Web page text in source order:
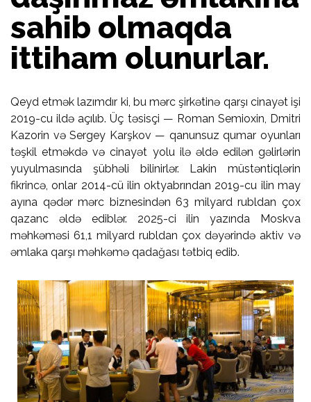
sahib olmaqda
ittiham olunurlar.
Qeyd etmək lazımdır ki, bu mərc şirkətinə qarşı cinayət işi
2019-cu ildə açılıb. Üç təsisçi — Roman Semioxin, Dmitri
Kazorin və Sergey Karşkov — qanunsuz qumar oyunları
təşkil etməkdə və cinayət yolu ilə əldə edilən gəlirlərin
yuyulmasında şübhəli bilinirlər. Lakin müstəntiqlərin
fikrincə, onlar 2014-cü ilin oktyabrından 2019-cu ilin may
ayına qədər mərc biznesindən 63 milyard rubldan çox
qazanc əldə ediblər. 2025-ci ilin yazında Moskva
məhkəməsi 61,1 milyard rubldan çox dəyərində aktiv və
əmlaka qarşı məhkəmə qadağası tətbiq edib.